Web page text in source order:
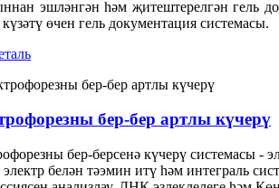
эшләнгән һәм җитештерелгән гель
күзәтү өчен гель документация системасы.
бер-бер артлы күчерү
бер-берсенә күчерү системасы -
белән тәэмин итү һәм интеграль